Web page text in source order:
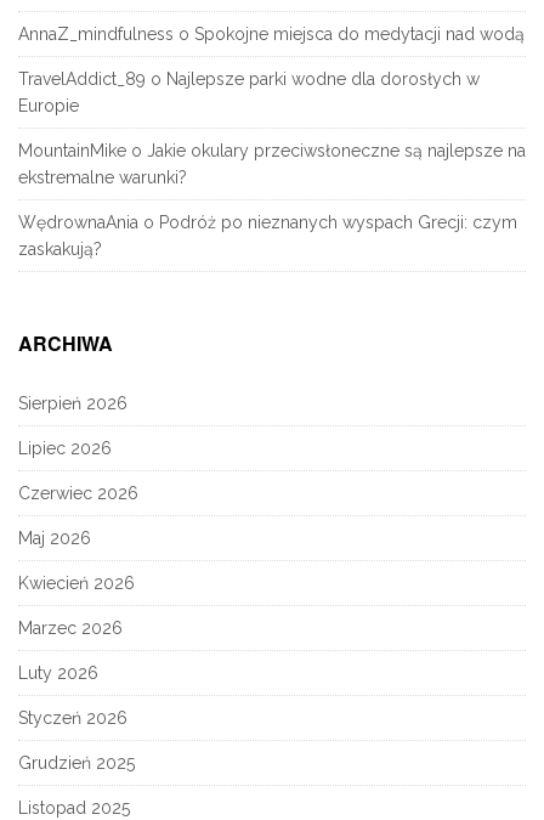
AnnaZ_mindfulness o Spokojne miejsca do medytacji nad wodą
TravelAddict_89 o Najlepsze parki wodne dla dorosłych w
Europie
MountainMike o Jakie okulary przeciwsłoneczne są najlepsze na
ekstremalne warunki?
WędrownaAnia o Podróż po nieznanych wyspach Grecji: czym
zaskakują?
ARCHIWA
Sierpień 2026
Lipiec 2026
Czerwiec 2026
Maj 2026
Kwiecień 2026
Marzec 2026
Luty 2026
Styczeń 2026
Grudzień 2025
Listopad 2025